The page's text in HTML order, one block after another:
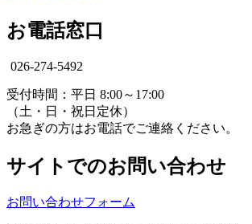
お電話窓口
026-274-5492
受付時間：平日 8:00～17:00
（土・日・祝日定休）
お急ぎの方はお電話でご連絡ください。
サイトでのお問い合わせ
お問い合わせフォーム